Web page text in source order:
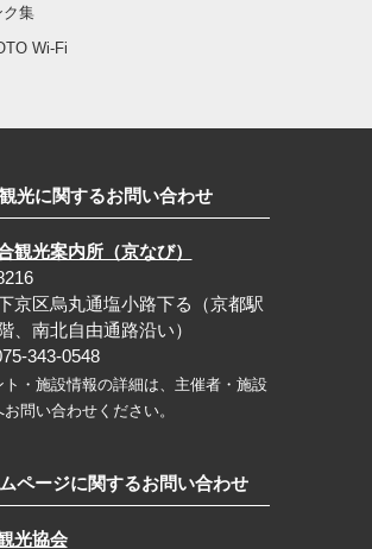
ク集
Wi-Fi
観光に関するお問い合わせ
観光案内所（京なび）
京区烏丸通塩小路下る（京都駅
、南北自由通路沿い）
343-0548
・施設情報の詳細は、主催者・施設
問い合わせください。
ページに関するお問い合わせ
光協会